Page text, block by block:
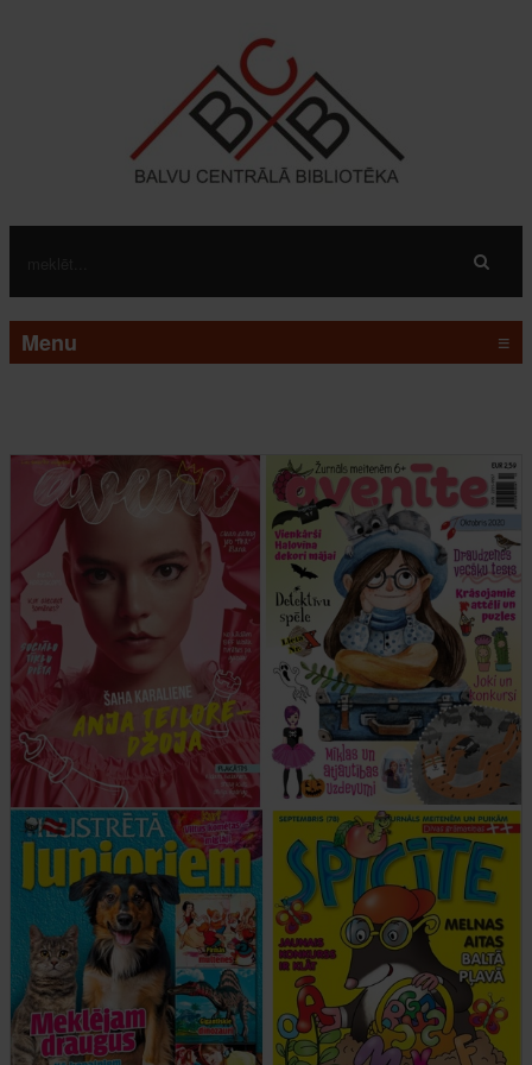
Menu ≡